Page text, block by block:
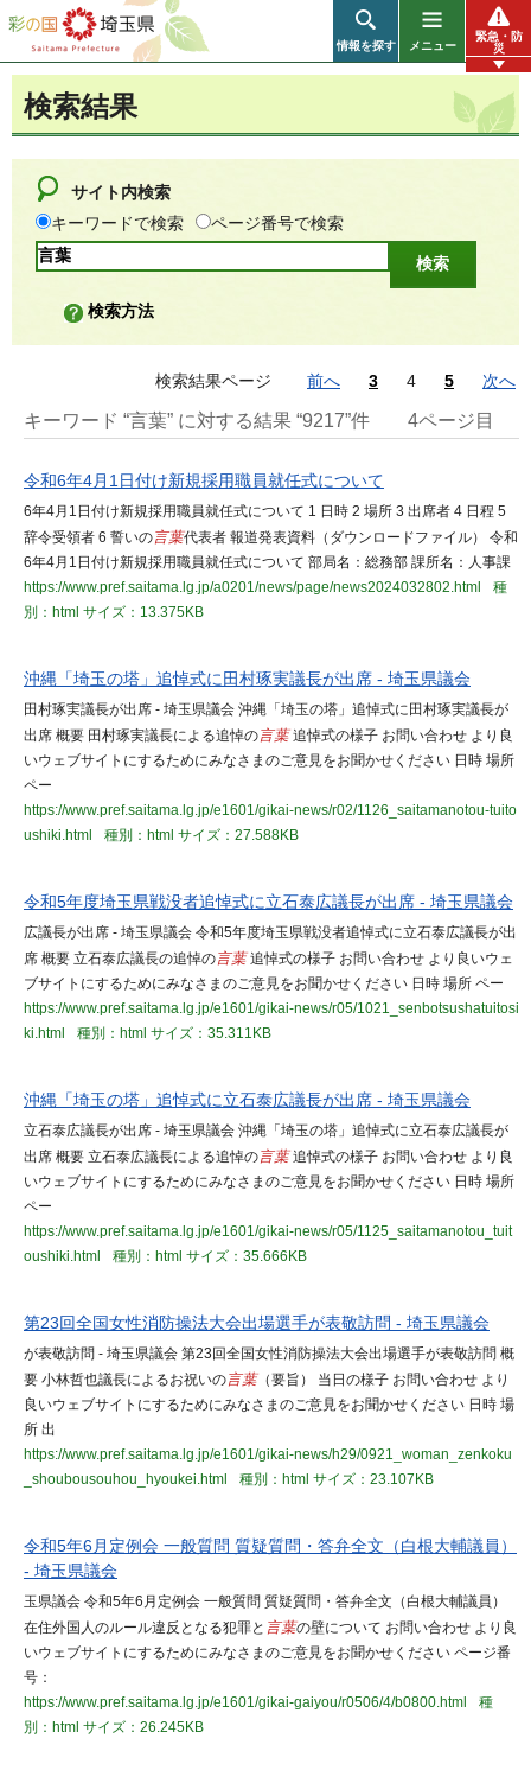
彩の国 埼玉県
情報を探す メニュー
緊急・防
災
検索結果
サイト内検索
キーワードで検索
ページ番号で検索
検索方法
検索結果ページ 前へ 3 4 5 次へ
キーワード “言葉” に対する結果 “9217”件 4ページ目
令和6年4月1日付け新規採用職員就任式について
6年4月1日付け新規採用職員就任式について 1 日時 2 場所 3 出席者 4 日程 5
辞令受領者 6 誓いの言葉代表者 報道発表資料（ダウンロードファイル） 令和
6年4月1日付け新規採用職員就任式について 部局名：総務部 課所名：人事課
https://www.pref.saitama.lg.jp/a0201/news/page/news2024032802.html
種
別：html サイズ：13.375KB
沖縄「埼玉の塔」追悼式に田村琢実議長が出席 - 埼玉県議会
田村琢実議長が出席 - 埼玉県議会 沖縄「埼玉の塔」追悼式に田村琢実議長が
出席 概要 田村琢実議長による追悼の言葉追悼式の様子 お問い合わせ より良
いウェブサイトにするためにみなさまのご意見をお聞かせください 日時 場所
ペー
https://www.pref.saitama.lg.jp/e1601/gikai-news/r02/1126_saitamanotou-tuito
ushiki.html
種別：html サイズ：27.588KB
令和5年度埼玉県戦没者追悼式に立石泰広議長が出席 - 埼玉県議会
広議長が出席 - 埼玉県議会 令和5年度埼玉県戦没者追悼式に立石泰広議長が出
席 概要 立石泰広議長の追悼の言葉追悼式の様子 お問い合わせ より良いウェ
ブサイトにするためにみなさまのご意見をお聞かせください 日時 場所 ペー
https://www.pref.saitama.lg.jp/e1601/gikai-news/r05/1021_senbotsushatuitosi
ki.html
種別：html サイズ：35.311KB
沖縄「埼玉の塔」追悼式に立石泰広議長が出席 - 埼玉県議会
立石泰広議長が出席 - 埼玉県議会 沖縄「埼玉の塔」追悼式に立石泰広議長が
出席 概要 立石泰広議長による追悼の言葉追悼式の様子 お問い合わせ より良
いウェブサイトにするためにみなさまのご意見をお聞かせください 日時 場所
ペー
https://www.pref.saitama.lg.jp/e1601/gikai-news/r05/1125_saitamanotou_tuit
oushiki.html
種別：html サイズ：35.666KB
第23回全国女性消防操法大会出場選手が表敬訪問 - 埼玉県議会
が表敬訪問 - 埼玉県議会 第23回全国女性消防操法大会出場選手が表敬訪問 概
要 小林哲也議長によるお祝いの言葉（要旨） 当日の様子 お問い合わせ より
良いウェブサイトにするためにみなさまのご意見をお聞かせください 日時 場
所 出
https://www.pref.saitama.lg.jp/e1601/gikai-news/h29/0921_woman_zenkoku
_shoubousouhou_hyoukei.html
種別：html サイズ：23.107KB
令和5年6月定例会 一般質問 質疑質問・答弁全文（白根大輔議員）
- 埼玉県議会
玉県議会 令和5年6月定例会 一般質問 質疑質問・答弁全文（白根大輔議員）
在住外国人のルール違反となる犯罪と 言葉の壁について お問い合わせ より良
いウェブサイトにするためにみなさまのご意見をお聞かせください ページ番
号：
https://www.pref.saitama.lg.jp/e1601/gikai-gaiyou/r0506/4/b0800.html
種
別：html サイズ：26.245KB